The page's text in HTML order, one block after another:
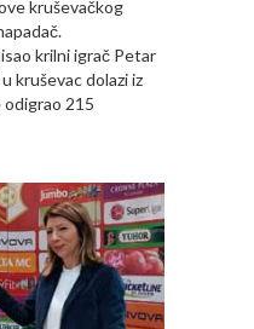
kruševačkog
krilni igrač Petar
kruševac dolazi iz
odigrao 215